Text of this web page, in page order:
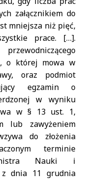
załącznikiem do
mniejsza niż pięć,
prace. […].
o której mowa w
oraz podmiot
egzamin o
w wyniku
w § 13 ust. 1,
lub zawyżeniem
do złożenia
terminie
Nauki i
z dnia 11 grudnia